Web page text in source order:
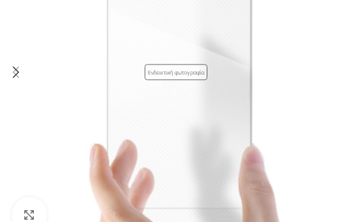
Ενδεικτική φωτογραφία
Click to enlarge